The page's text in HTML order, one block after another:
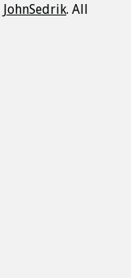
JohnSedrik. All